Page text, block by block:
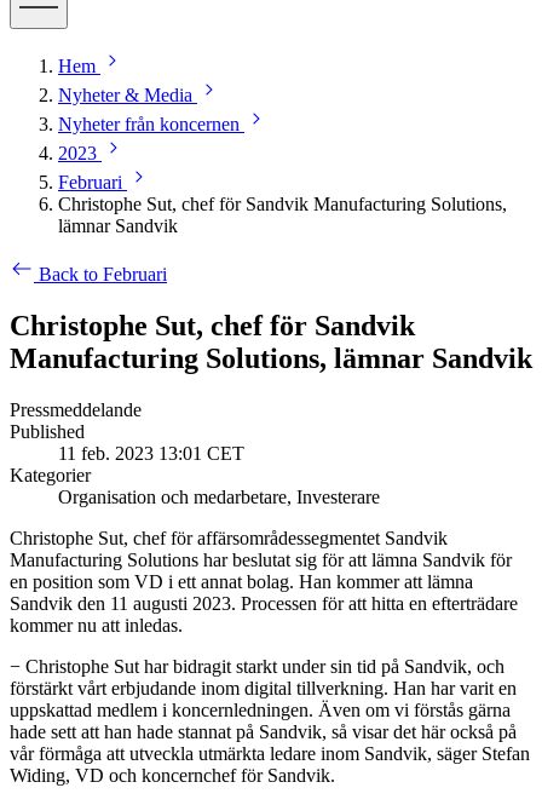
Hem
Nyheter & Media
Nyheter från koncernen
2023
Februari
Christophe Sut, chef för Sandvik Manufacturing Solutions,
lämnar Sandvik
Back to Februari
Christophe Sut, chef för Sandvik
Manufacturing Solutions, lämnar Sandvik
Pressmeddelande
Published
11 feb. 2023 13:01 CET
Kategorier
Organisation och medarbetare, Investerare
Christophe Sut, chef för affärsområdessegmentet Sandvik
Manufacturing Solutions har beslutat sig för att lämna Sandvik för
en position som VD i ett annat bolag. Han kommer att lämna
Sandvik den 11 augusti 2023. Processen för att hitta en efterträdare
kommer nu att inledas.
− Christophe Sut har bidragit starkt under sin tid på Sandvik, och
förstärkt vårt erbjudande inom digital tillverkning. Han har varit en
uppskattad medlem i koncernledningen. Även om vi förstås gärna
hade sett att han hade stannat på Sandvik, så visar det här också på
vår förmåga att utveckla utmärkta ledare inom Sandvik, säger Stefan
Widing, VD och koncernchef för Sandvik.